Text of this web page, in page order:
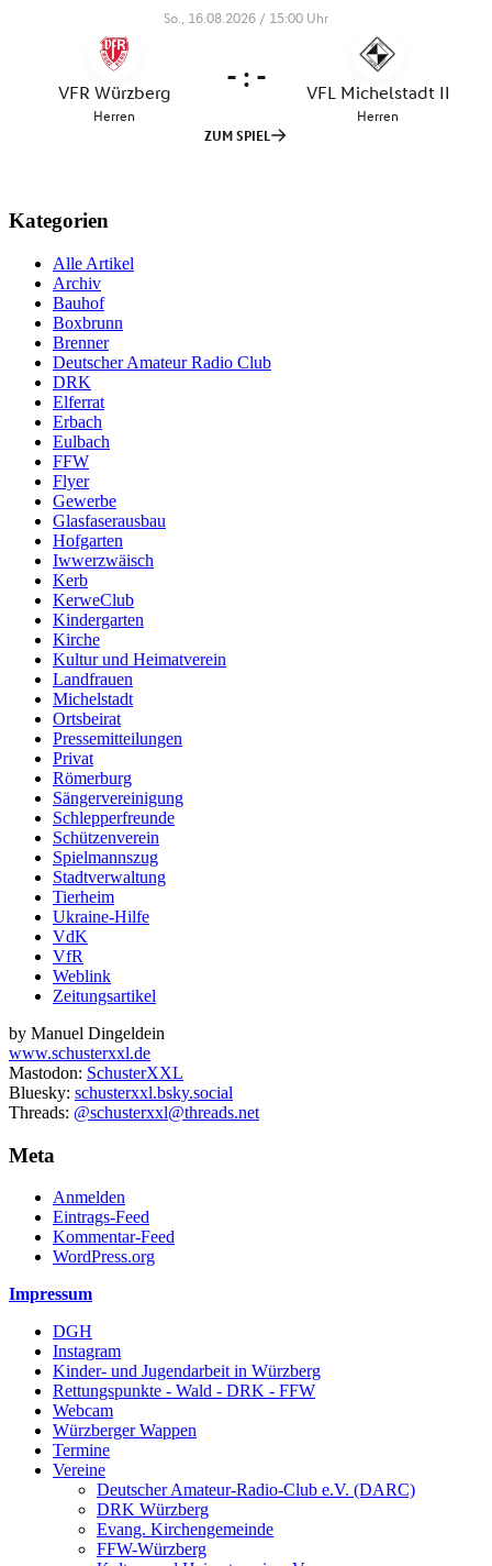
Kategorien
Alle Artikel
Archiv
Bauhof
Boxbrunn
Brenner
Deutscher Amateur Radio Club
DRK
Elferrat
Erbach
Eulbach
FFW
Flyer
Gewerbe
Glasfaserausbau
Hofgarten
Iwwerzwäisch
Kerb
KerweClub
Kindergarten
Kirche
Kultur und Heimatverein
Landfrauen
Michelstadt
Ortsbeirat
Pressemitteilungen
Privat
Römerburg
Sängervereinigung
Schlepperfreunde
Schützenverein
Spielmannszug
Stadtverwaltung
Tierheim
Ukraine-Hilfe
VdK
VfR
Weblink
Zeitungsartikel
by Manuel Dingeldein
www.schusterxxl.de
Mastodon: SchusterXXL
Bluesky: schusterxxl.bsky.social
Threads: @schusterxxl@threads.net
Meta
Anmelden
Eintrags-Feed
Kommentar-Feed
WordPress.org
Impressum
DGH
Instagram
Kinder- und Jugendarbeit in Würzberg
Rettungspunkte - Wald - DRK - FFW
Webcam
Würzberger Wappen
Termine
Vereine
Deutscher Amateur-Radio-Club e.V. (DARC)
DRK Würzberg
Evang. Kirchengemeinde
FFW-Würzberg